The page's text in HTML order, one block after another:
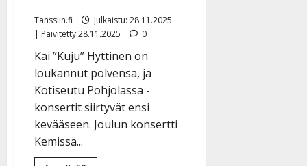
Tanssiin.fi
Julkaistu: 28.11.2025
| Päivitetty:28.11.2025
0
Kai ”Kuju” Hyttinen on
loukannut polvensa, ja
Kotiseutu Pohjolassa -
konsertit siirtyvät ensi
kevääseen. Joulun konsertti
Kemissä...